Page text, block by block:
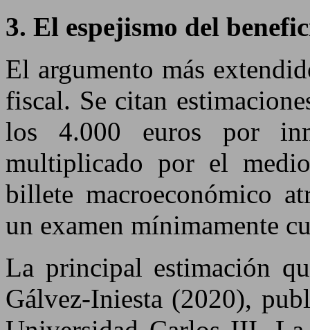
3. El espejismo del
El argumento más
fiscal. Se citan
los 4.000 euros por
multiplicado por el
billete macroeconómico
un examen mínimamente
La principal estimación
Gálvez-Iniesta (2020),